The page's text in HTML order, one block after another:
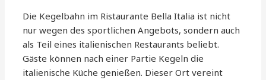
Die Kegelbahn im Ristaurante Bella Italia ist nicht
nur wegen des sportlichen Angebots, sondern auch
als Teil eines italienischen Restaurants beliebt.
Gäste können nach einer Partie Kegeln die
italienische Küche genießen. Dieser Ort vereint